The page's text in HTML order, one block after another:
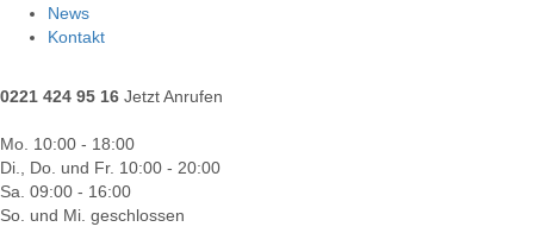
News
Kontakt
0221 424 95 16 Jetzt Anrufen
Mo. 10:00 - 18:00
Di., Do. und Fr. 10:00 - 20:00
Sa. 09:00 - 16:00
So. und Mi. geschlossen